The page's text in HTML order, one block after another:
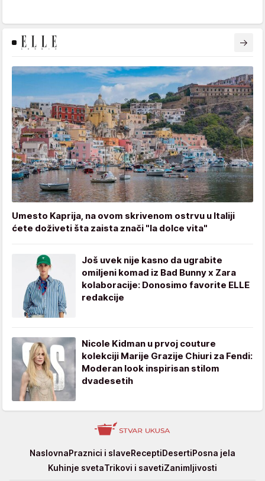
Umesto Kaprija, na ovom skrivenom ostrvu u Italiji
ćete doživeti šta zaista znači "la dolce vita"
Još uvek nije kasno da ugrabite
omiljeni komad iz Bad Bunny x Zara
kolaboracije: Donosimo favorite ELLE
redakcije
Nicole Kidman u prvoj couture
kolekciji Marije Grazije Chiuri za Fendi:
Moderan look inspirisan stilom
dvadesetih
StvarNaslovnaPraznici i slaveReceptiDesertiPosna jela
Kuhinje svetaTrikovi i savetiZanimljivosti